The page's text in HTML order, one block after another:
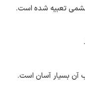
تعبیه شده است.
آن بسیار آسان است.